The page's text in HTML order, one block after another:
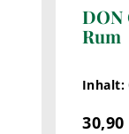
DON
Rum
Inhalt: